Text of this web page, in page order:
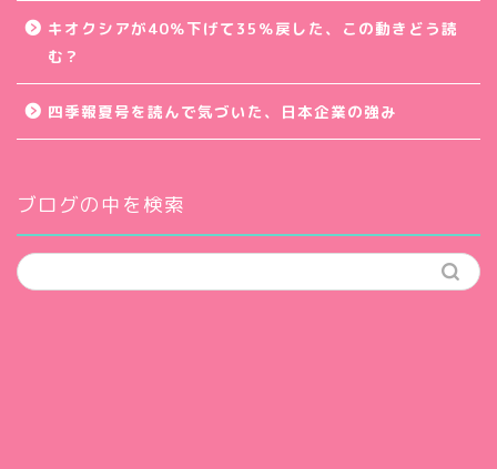
キオクシアが40％下げて35％戻した、この動きどう読
む？
四季報夏号を読んで気づいた、日本企業の強み
ブログの中を検索